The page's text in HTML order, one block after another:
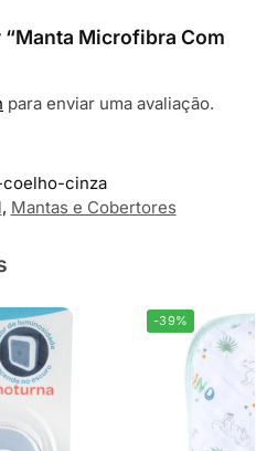
Microfibra Com
para enviar uma avaliação.
coelho-cinza
, Mantas e Cobertores
-39%